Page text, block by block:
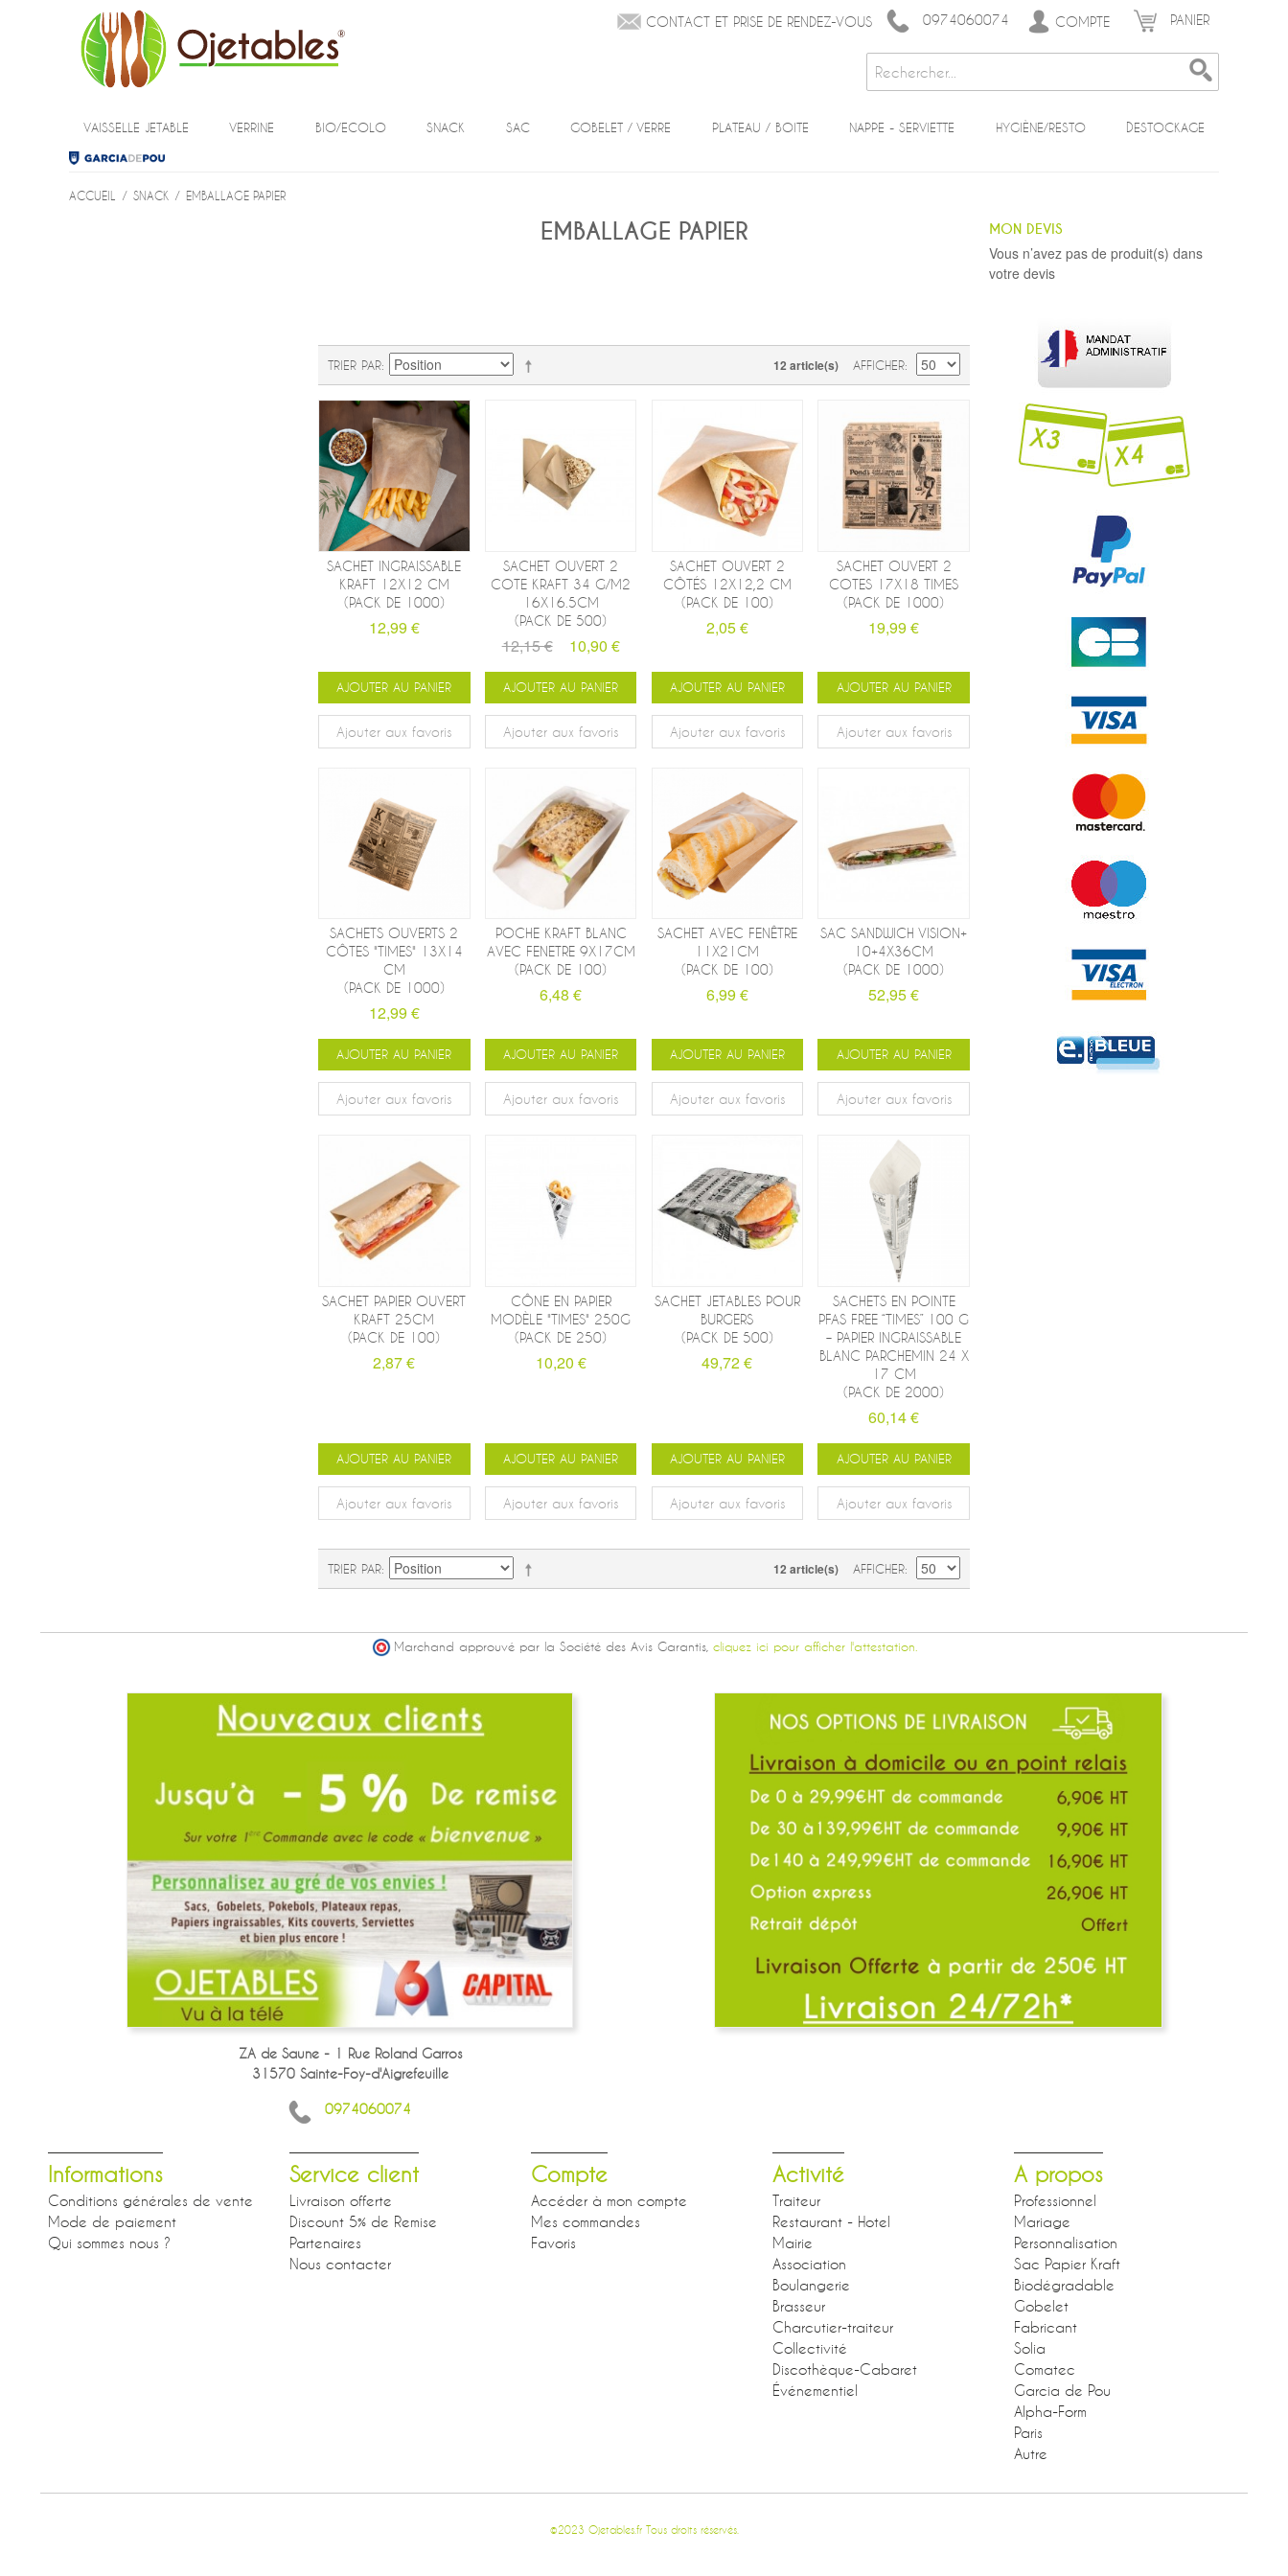
CONTACT ET PRISE DE RENDEZ-VOUS 0974060074 COMPTE PANIER
VAISSELLE JETABLE VERRINE BIO/ECOLO SNACK SAC GOBELET / VERRE PLATEAU / BOITE NAPPE - SERVIETTE HYGIÈNE/RESTO DESTOCKAGE
ACCUEIL / SNACK / EMBALLAGE PAPIER
EMBALLAGE PAPIER
TRIER PAR 12 article(s) AFFICHER
SACHET INGRAISSABLE
KRAFT 12X12 CM
(PACK DE 1000)
12,99 €
AJOUTER AU PANIER
Ajouter aux favoris
SACHET OUVERT 2
COTE KRAFT 34 G/M2
16X16.5CM
(PACK DE 500)
12,15 € 10,90 €
AJOUTER AU PANIER
Ajouter aux favoris
SACHET OUVERT 2
CÔTÉS 12X12,2 CM
(PACK DE 100)
2,05 €
AJOUTER AU PANIER
Ajouter aux favoris
SACHET OUVERT 2
COTES 17X18 TIMES
(PACK DE 1000)
19,99 €
AJOUTER AU PANIER
Ajouter aux favoris
SACHETS OUVERTS 2
CÔTES "TIMES" 13X14
CM
(PACK DE 1000)
12,99 €
AJOUTER AU PANIER
Ajouter aux favoris
POCHE KRAFT BLANC
AVEC FENETRE 9X17CM
(PACK DE 100)
6,48 €
AJOUTER AU PANIER
Ajouter aux favoris
SACHET AVEC FENÊTRE
11X21CM
(PACK DE 100)
6,99 €
AJOUTER AU PANIER
Ajouter aux favoris
SAC SANDWICH VISION+
10+4X36CM
(PACK DE 1000)
52,95 €
AJOUTER AU PANIER
Ajouter aux favoris
SACHET PAPIER OUVERT
KRAFT 25CM
(PACK DE 100)
2,87 €
AJOUTER AU PANIER
Ajouter aux favoris
CÔNE EN PAPIER
MODÈLE "TIMES" 250G
(PACK DE 250)
10,20 €
AJOUTER AU PANIER
Ajouter aux favoris
SACHET JETABLES POUR
BURGERS
(PACK DE 500)
49,72 €
AJOUTER AU PANIER
Ajouter aux favoris
SACHETS EN POINTE
PFAS FREE “TIMES” 100 G
– PAPIER INGRAISSABLE
BLANC PARCHEMIN 24 X
17 CM
(PACK DE 2000)
60,14 €
AJOUTER AU PANIER
Ajouter aux favoris
TRIER PAR 12 article(s) AFFICHER
MON DEVIS
Vous n’avez pas de produit(s) dans
votre devis
Marchand approuvé par la Société des Avis Garantis, cliquez ici pour afficher l'attestation.
ZA de Saune - 1 Rue Roland Garros
31570 Sainte-Foy-d'Aigrefeuille
0974060074
Informations
Conditions générales de vente
Mode de paiement
Qui sommes nous ?
Service client
Livraison offerte
Discount 5% de Remise
Partenaires
Nous contacter
Compte
Accéder à mon compte
Mes commandes
Favoris
Activité
Traiteur
Restaurant - Hotel
Mairie
Association
Boulangerie
Brasseur
Charcutier-traiteur
Collectivité
Discothèque-Cabaret
Événementiel
A propos
Professionnel
Mariage
Personnalisation
Sac Papier Kraft
Biodégradable
Gobelet
Fabricant
Solia
Comatec
Garcia de Pou
Alpha-Form
Paris
Autre
©2023 Ojetables.fr Tous droits réservés.